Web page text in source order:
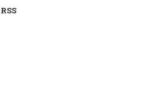
RSS